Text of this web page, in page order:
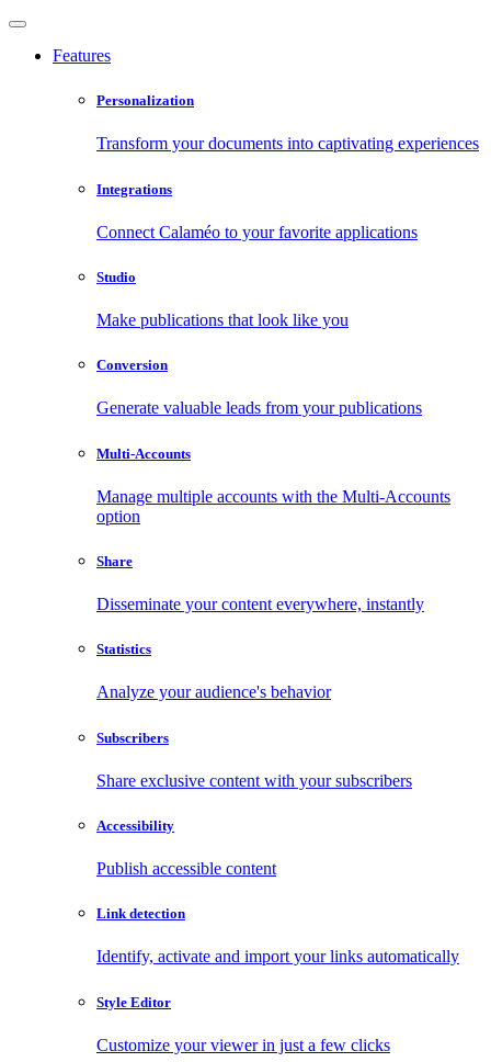
Features
Personalization
Transform your documents into captivating experiences
Integrations
Connect Calaméo to your favorite applications
Studio
Make publications that look like you
Conversion
Generate valuable leads from your publications
Multi-Accounts
Manage multiple accounts with the Multi-Accounts
option
Share
Disseminate your content everywhere, instantly
Statistics
Analyze your audience's behavior
Subscribers
Share exclusive content with your subscribers
Accessibility
Publish accessible content
Link detection
Identify, activate and import your links automatically
Style Editor
Customize your viewer in just a few clicks